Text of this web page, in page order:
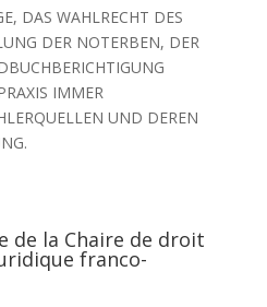
DAS WAHLRECHT DES
DER NOTERBEN, DER
IMMER
UND DEREN
de la Chaire de droit
franco-